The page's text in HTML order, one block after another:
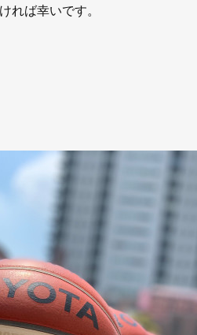
れば幸いです。